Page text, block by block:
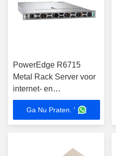
PowerEdge R6715
Metal Rack Server voor
internet- en
dataopslagtoepassingen
aangedreven door
Nvidia Graphics Card
Ga Nu Praten. '